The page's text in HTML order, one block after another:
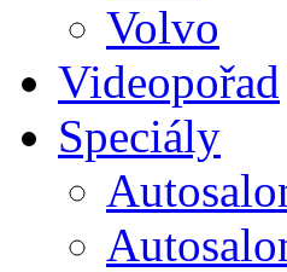
Volvo
Videopořad
Speciály